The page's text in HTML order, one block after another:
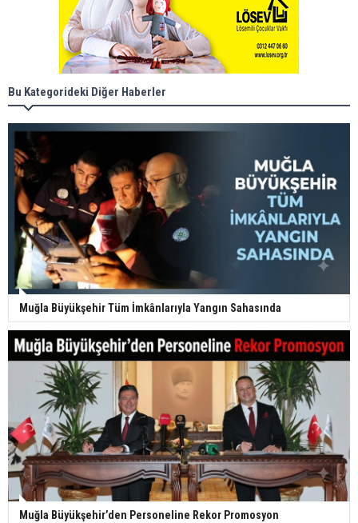
Bu Kategorideki Diğer Haberler
Muğla Büyükşehir Tüm İmkânlarıyla Yangın Sahasında
Muğla Büyükşehir’den Personeline Rekor Promosyon